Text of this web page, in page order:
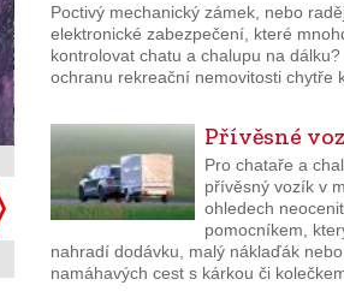
Poctivý mechanický zámek, nebo
elektronické zabezpečení, které
kontrolovat chatu a chalupu na
ochranu rekreační nemovitosti chytře
Přívěsné
Pro chataře a
přívěsný vozík v
ohledech
pomocníkem,
nahradí dodávku, malý náklaďák
namáhavých cest s kárkou či